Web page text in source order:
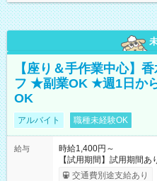
【座り＆手作業中心】
フ ★副業OK ★週1日か
OK
アルバイト 職種未経験OK
給与
時給1,400円～
【試用期間】試用期間
給与は本採用時と同じで
交通費別途支給あり